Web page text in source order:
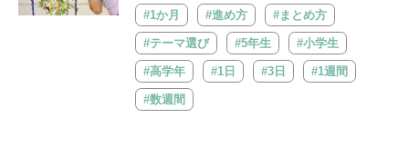
#1か月 #進め方 #まとめ方
#テーマ選び #5年生 #小学生
#高学年 #1日 #3日 #1週間
#数週間